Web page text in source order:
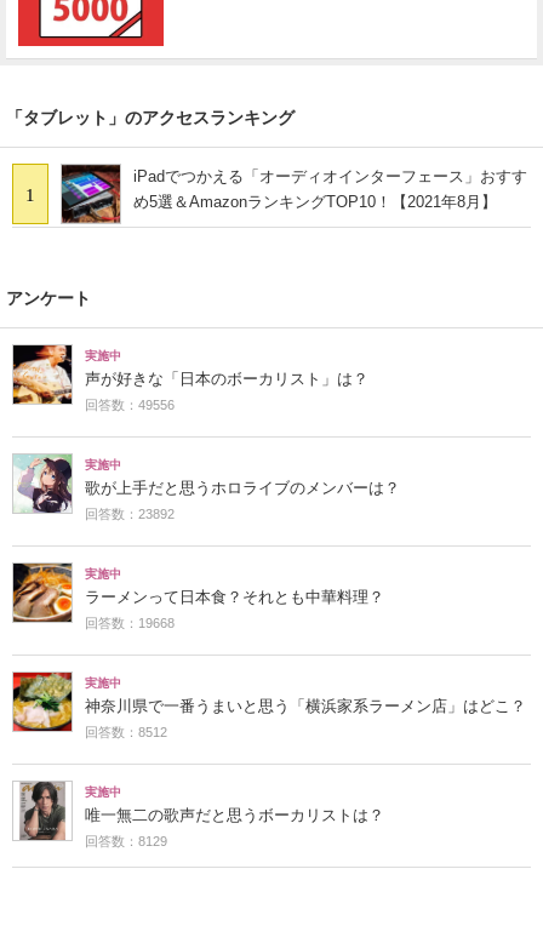
「タブレット」のアクセスランキング
1
iPadでつかえる「オーディオインターフェース」おすす
め5選＆AmazonランキングTOP10！【2021年8月】
アンケート
実施中
声が好きな「日本のボーカリスト」は？
回答数：49556
実施中
歌が上手だと思うホロライブのメンバーは？
回答数：23892
実施中
ラーメンって日本食？それとも中華料理？
回答数：19668
実施中
神奈川県で一番うまいと思う「横浜家系ラーメン店」はどこ？
回答数：8512
実施中
唯一無二の歌声だと思うボーカリストは？
回答数：8129